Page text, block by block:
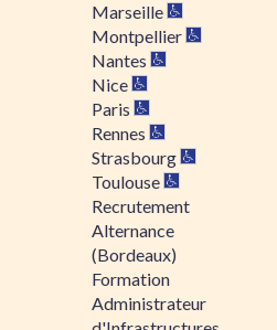
Marseille
Montpellier
Nantes
Nice
Paris
Rennes
Strasbourg
Toulouse
Recrutement
Alternance
(Bordeaux)
Formation
Administrateur